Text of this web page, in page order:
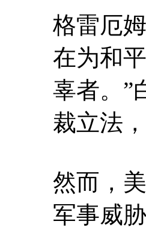
格雷厄
在为和
辜者。”
裁立法
然而，
军事威